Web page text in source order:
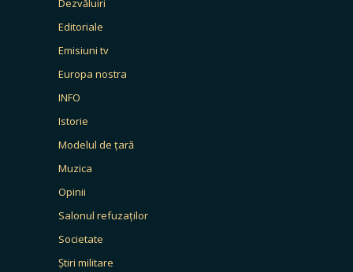
Dezvăluiri
Editoriale
Emisiuni tv
Europa nostra
INFO
Istorie
Modelul de țară
Muzica
Opinii
Salonul refuzaților
Societate
Știri militare